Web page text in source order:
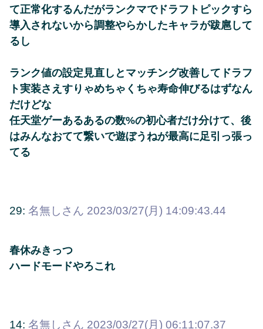
て正常化するんだがランクマでドラフトピックすら
導入されないから調整やらかしたキャラが跋扈して
るし
ランク値の設定見直しとマッチング改善してドラフ
ト実装さえすりゃめちゃくちゃ寿命伸びるはずなん
だけどな
任天堂ゲーあるあるの数%の初心者だけ分けて、後
はみんなおてて繋いで遊ぼうねが最高に足引っ張っ
てる
29: 名無しさん 2023/03/27(月) 14:09:43.44
春休みきっつ
ハードモードやろこれ
14: 名無しさん 2023/03/27(月) 06:11:07.37